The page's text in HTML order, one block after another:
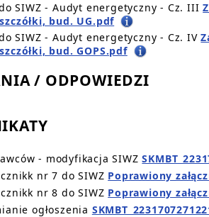
SIWZ - Audyt energetyczny - Cz. III
bud. UG.pdf
SIWZ - Audyt energetyczny - Cz. IV
bud. GOPS.pdf
/ ODPOWIEDZI
- modyfikacja SIWZ
nr 7 do SIWZ Poprawiony
nr 8 do SIWZ Poprawiony
ogłoszenia